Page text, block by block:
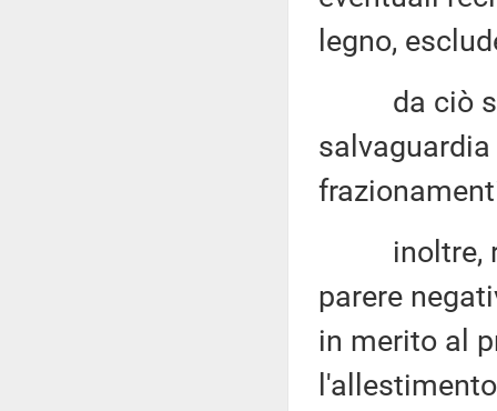
legno,
da ciò si
inoltre,
parere
in merito al